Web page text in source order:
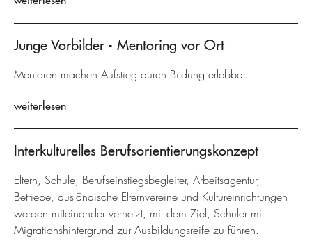
Junge Vorbilder - Mentoring vor Ort
Mentoren machen Aufstieg durch Bildung erlebbar.
weiterlesen
Interkulturelles Berufsorientierungskonzept
Eltern, Schule, Berufseinstiegsbegleiter, Arbeitsagentur,
Betriebe, ausländische Elternvereine und Kultureinrichtungen
werden miteinander vernetzt, mit dem Ziel, Schüler mit
Migrationshintergrund zur Ausbildungsreife zu führen.